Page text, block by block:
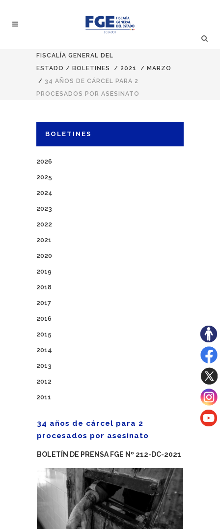
FISCALÍA GENERAL DEL
ESTADO / BOLETINES / 2021 / MARZO
/ 34 AÑOS DE CÁRCEL PARA 2
PROCESADOS POR ASESINATO
BOLETINES
2026
2025
2024
2023
2022
2021
2020
2019
2018
2017
2016
2015
2014
2013
2012
2011
34 años de cárcel para 2
procesados por asesinato
BOLETÍN DE PRENSA FGE Nº 212-DC-2021